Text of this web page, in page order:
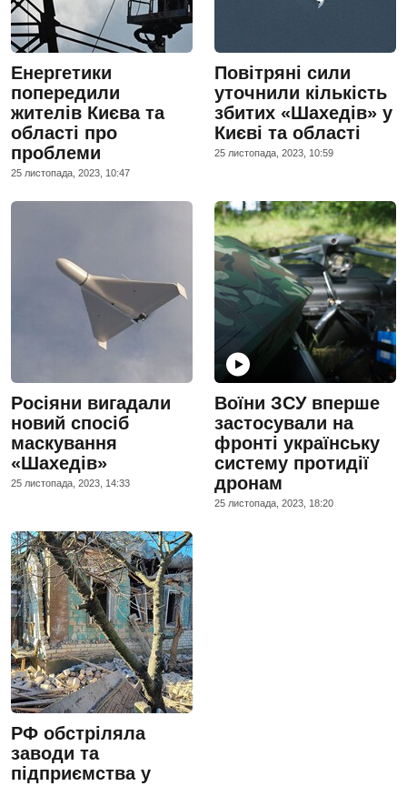
Енергетики
попередили
жителів Києва та
області про
проблеми
25 листопада, 2023, 10:47
Повітряні сили
уточнили кількість
збитих «Шахедів» у
Києві та області
25 листопада, 2023, 10:59
Росіяни вигадали
новий спосіб
маскування
«Шахедів»
25 листопада, 2023, 14:33
Воїни ЗСУ вперше
застосували на
фронті українську
систему протидії
дронам
25 листопада, 2023, 18:20
РФ обстріляла
заводи та
підприємства у